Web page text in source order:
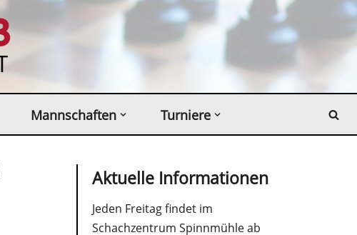
Mannschaften Turniere
Aktuelle Informationen
Jeden Freitag findet im
Schachzentrum Spinnmühle ab